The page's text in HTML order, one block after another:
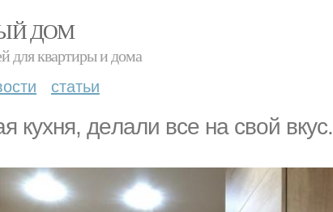
ДОМ
для квартиры и дома
статьи
кyxня, дeлaли вce нa cвoй вкyc.